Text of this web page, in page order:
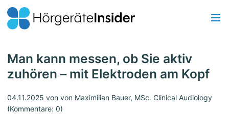
Man kann messen, ob Sie aktiv
zuhören – mit Elektroden am Kopf
04.11.2025 von von Maximilian Bauer, MSc. Clinical Audiology
(Kommentare: 0)